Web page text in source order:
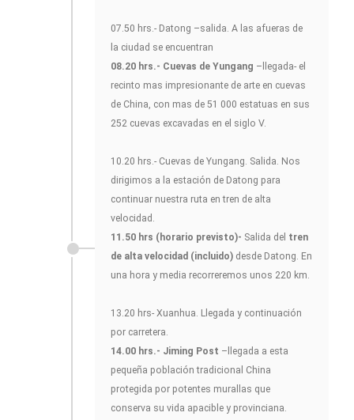
07.50 hrs.- Datong –salida. A las afueras de
la ciudad se encuentran
08.20 hrs.- Cuevas de Yungang –llegada- el
recinto mas impresionante de arte en cuevas
de China, con mas de 51 000 estatuas en sus
252 cuevas excavadas en el siglo V.
10.20 hrs.- Cuevas de Yungang. Salida. Nos
dirigimos a la estación de Datong para
continuar nuestra ruta en tren de alta
velocidad.
11.50 hrs (horario previsto)- Salida del tren
de alta velocidad (incluido) desde Datong. En
una hora y media recorreremos unos 220 km.
13.20 hrs- Xuanhua. Llegada y continuación
por carretera.
14.00 hrs.- Jiming Post –llegada a esta
pequeña población tradicional China
protegida por potentes murallas que
conserva su vida apacible y provinciana.